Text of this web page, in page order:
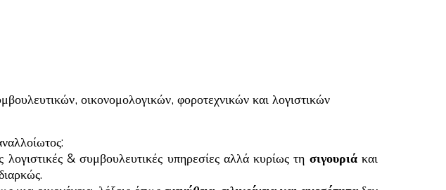
οικονομολογικών, φοροτεχνικών και λογιστικών
& συμβουλευτικές υπηρεσίες αλλά κυρίως τη σιγουριάκαι